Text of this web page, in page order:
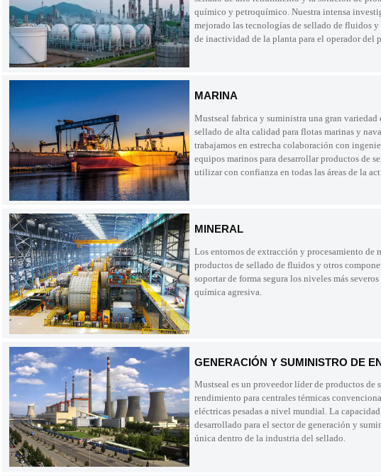
químico y petroquímico. Nuestra intensa
mejorado las tecnologías de sellado de fluidos
de inactividad de la planta para el operador del
MARINA
Mustseal fabrica y suministra una gran variedad
sellado de alta calidad para flotas marinas y
trabajamos en estrecha colaboración con
equipos marinos para desarrollar productos de
utilizar con confianza en todas las áreas de la
MINERAL
Los entornos de extracción y procesamiento de
productos de sellado de fluidos y otros
soportar de forma segura los niveles más
química agresiva.
GENERACIÓN Y SUMINISTRO DE
Mustseal es un proveedor líder de productos de
rendimiento para centrales térmicas
eléctricas pesadas a nivel mundial. La
desarrollado para el sector de generación y
única dentro de la industria del sellado.